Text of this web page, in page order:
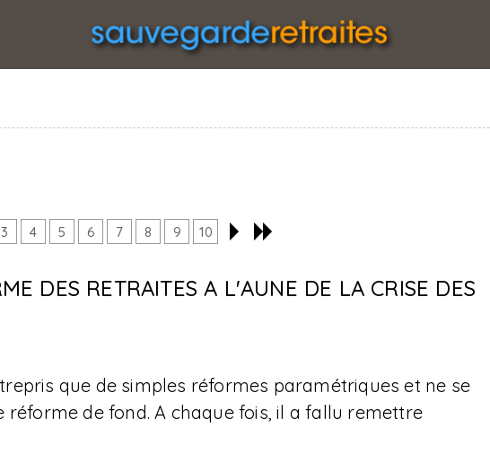
3 4 5 6 7 8 9 10
DES RETRAITES A L'AUNE DE LA CRISE DES
que de simples réformes paramétriques et ne se
de fond. A chaque fois, il a fallu remettre